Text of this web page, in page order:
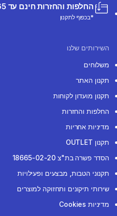
החלפות והחזרות חינם עד 365 ימים ממועד הרכישה
*בכפוף לתקנון
השירותים שלנו
משלוחים
תקנון האתר
תקנון מועדון לקוחות
החלפות והחזרות
מדיניות אחריות
תקנון OUTLET
הסדר פשרה בת"צ 18665-02-20
תקנוני הטבות, מבצעים ופעילויות
שירותי תיקונים ותחזוקה למוצרים
מדיניות Cookies